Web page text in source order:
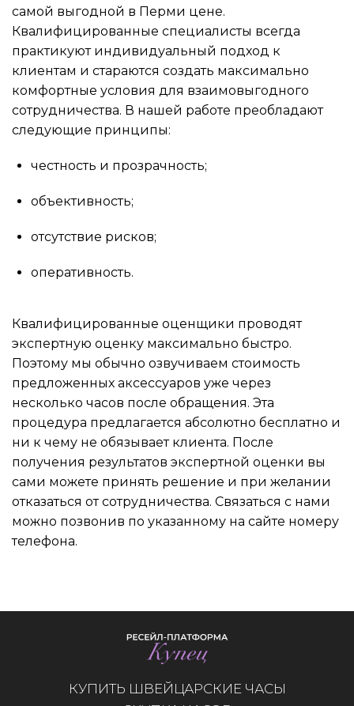
самой выгодной в Перми цене.
Квалифицированные специалисты всегда
практикуют индивидуальный подход к
клиентам и стараются создать максимально
комфортные условия для взаимовыгодного
сотрудничества. В нашей работе преобладают
следующие принципы:
честность и прозрачность;
объективность;
отсутствие рисков;
оперативность.
Квалифицированные оценщики проводят
экспертную оценку максимально быстро.
Поэтому мы обычно озвучиваем стоимость
предложенных аксессуаров уже через
несколько часов после обращения. Эта
процедура предлагается абсолютно бесплатно и
ни к чему не обязывает клиента. После
получения результатов экспертной оценки вы
сами можете принять решение и при желании
отказаться от сотрудничества. Связаться с нами
можно позвонив по указанному на сайте номеру
телефона.
КУПИТЬ ШВЕЙЦАРСКИЕ ЧАСЫ